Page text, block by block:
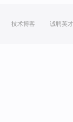
技术博客 诚聘英才